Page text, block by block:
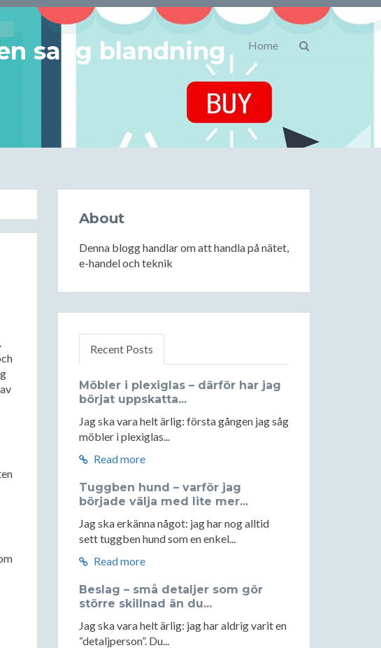
salig blandning Home
About
Denna blogg handlar om att handla på nätet,
e-handel och teknik
Recent Posts
Möbler i plexiglas – därför har jag
börjat uppskatta...
Jag ska vara helt ärlig: första gången jag såg
möbler i plexiglas...
Read more
Tuggben hund – varför jag
började välja med lite mer...
Jag ska erkänna något: jag har nog alltid
sett tuggben hund som en enkel...
Read more
Beslag – små detaljer som gör
större skillnad än du...
Jag ska vara helt ärlig: jag har aldrig varit en
“detaljperson”. Du...